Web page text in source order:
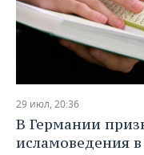
29 июл, 20:36
В Германии
исламоведения